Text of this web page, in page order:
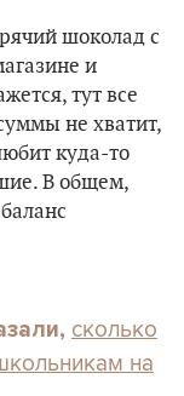
шоколад с
и
тут все
не хватит,
куда-то
В общем,
сколько
на